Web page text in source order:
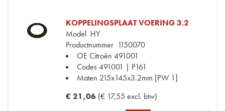
KOPPELINGSPLAAT VOERING 3.2
Model HY
Productnummer 1150070
OE Citroën 491001
Codes491001 | P161
Maten 215x145x3.2mm [PW 1]
€ 21,06 (€ 17,55 excl. btw)